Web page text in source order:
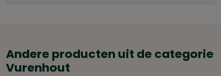
Andere producten uit de categorie
Vurenhout